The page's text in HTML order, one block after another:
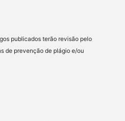
publicados terão revisão pelo
de prevenção de plágio e/ou